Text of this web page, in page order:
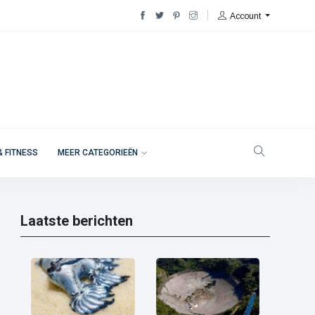
Account
FITNESS MEER CATEGORIEËN
Laatste berichten